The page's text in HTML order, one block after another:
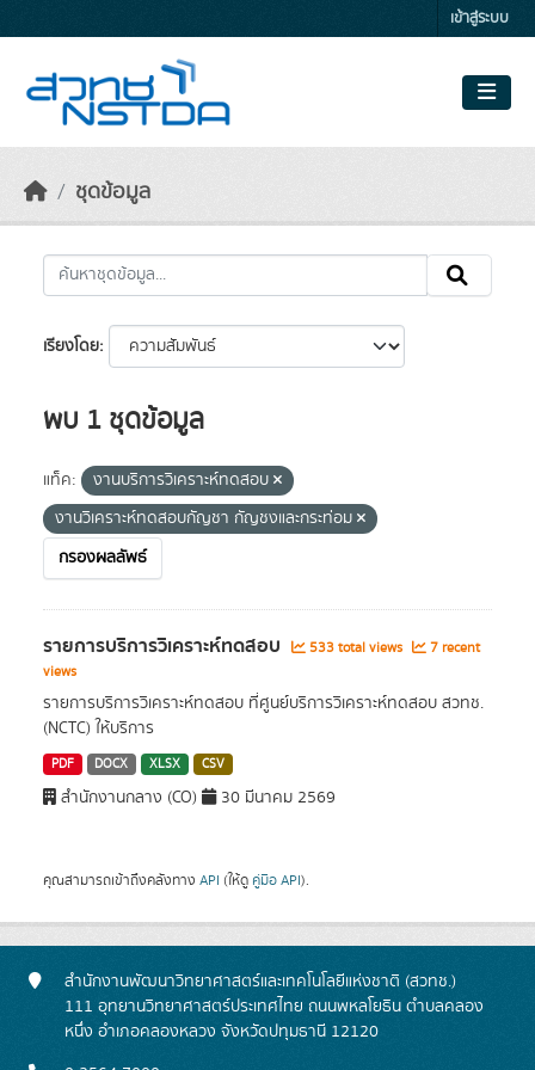
เข้าสู่ระบบ
ชุดข้อมูล
เรียงโดย
พบ 1 ชุดข้อมูล
แท็ค:
งานบริการวิเคราะห์ทดสอบ
งานวิเคราะห์ทดสอบกัญชา กัญชงและกระท่อม
กรองผลลัพธ์
รายการบริการวิเคราะห์ทดสอบ 533 total views
7 recent
views
รายการบริการวิเคราะห์ทดสอบ ที่ศูนย์บริการวิเคราะห์ทดสอบ สวทช.
(NCTC) ให้บริการ
PDF DOCX XLSX CSV
สำนักงานกลาง (CO) 30 มีนาคม 2569
คุณสามารถเข้าถึงคลังทาง API (ให้ดู คู่มือ API).
สำนักงานพัฒนาวิทยาศาสตร์และเทคโนโลยีแห่งชาติ (สวทช.)
111 อุทยานวิทยาศาสตร์ประเทศไทย ถนนพหลโยธิน ตำบลคลอง
หนึ่ง อำเภอคลองหลวง จังหวัดปทุมธานี 12120